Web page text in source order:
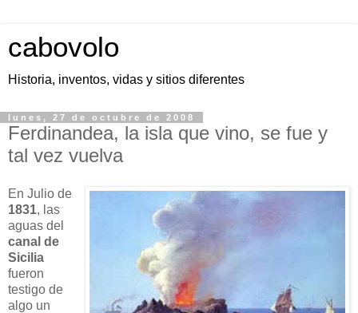
cabovolo
Historia, inventos, vidas y sitios diferentes
lunes, 27 de octubre de 2008
Ferdinandea, la isla que vino, se fue y
tal vez vuelva
En Julio de
1831, las
aguas del
canal de
Sicilia
fueron
testigo de
algo un